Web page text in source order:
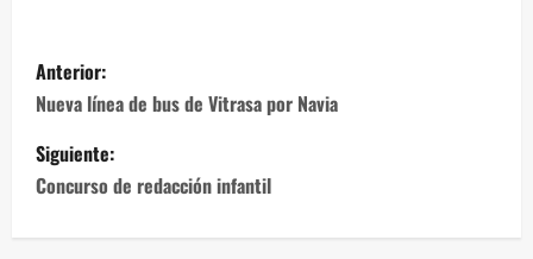
Navegación
de
entradas
Anterior:
Nueva línea de bus de Vitrasa por Navia
Siguiente:
Concurso de redacción infantil